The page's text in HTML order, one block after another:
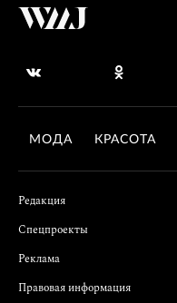
МОДА КРАСОТА
Редакция
Спецпроекты
Реклама
Правовая информация